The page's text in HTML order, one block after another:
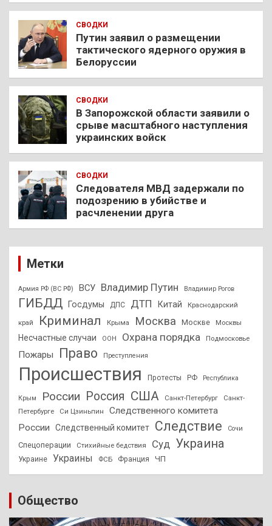
СВОДКИ
Путин заявил о размещении
тактического ядерного оружия в
Белоруссии
СВОДКИ
В Запорожской области заявили о
срыве масштабного наступления
украинских войск
СВОДКИ
Следователя МВД задержали по
подозрению в убийстве и
расчленении друга
Метки
Армия РФ (ВС РФ) ВСУ Владимир Путин Владимир Рогов
ГИБДД Госдумы ДПС ДТП Китай Краснодарский
край Криминал Крыма Москва Москве Москвы
Несчастные случаи ООН Охрана порядка Подмосковье
Пожары Право Преступления
Происшествия Протесты РФ Республика
Крым России Россия США Санкт-Петербург
Санкт-
Петербурге
Си Цзиньпин
Следственного комитета
России
Следственный комитет Следствие Сочи
Спецоперации Стихийные бедствия Суд Украина
Украине Украины ФСБ Франция ЧП
Общество